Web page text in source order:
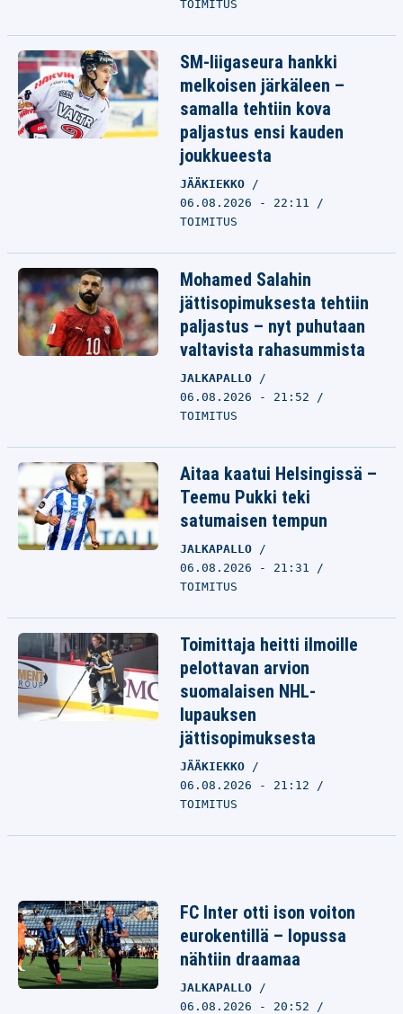
TOIMITUS
SM-liigaseura hankki
melkoisen järkäleen –
samalla tehtiin kova
paljastus ensi kauden
joukkueesta
JÄÄKIEKKO
06.08.2026 - 22:11
TOIMITUS
Mohamed Salahin
jättisopimuksesta tehtiin
paljastus – nyt puhutaan
valtavista rahasummista
JALKAPALLO
06.08.2026 - 21:52
TOIMITUS
Aitaa kaatui Helsingissä –
Teemu Pukki teki
satumaisen tempun
JALKAPALLO
06.08.2026 - 21:31
TOIMITUS
Toimittaja heitti ilmoille
pelottavan arvion
suomalaisen NHL-
lupauksen
jättisopimuksesta
JÄÄKIEKKO
06.08.2026 - 21:12
TOIMITUS
FC Inter otti ison voiton
eurokentillä – lopussa
nähtiin draamaa
JALKAPALLO
06.08.2026 - 20:52